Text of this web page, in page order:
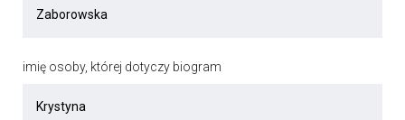
imię osoby, której dotyczy biogram